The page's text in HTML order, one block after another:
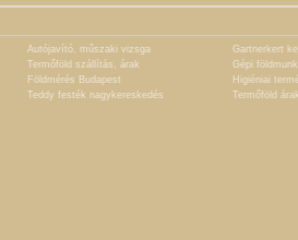
Autójavító, műszaki vizsga
Gartnerkert
Termőföld szállítás, árak
Gépi
Földmérés Budapest
Higiéniai
Teddy festék nagykereskedés Termőföld